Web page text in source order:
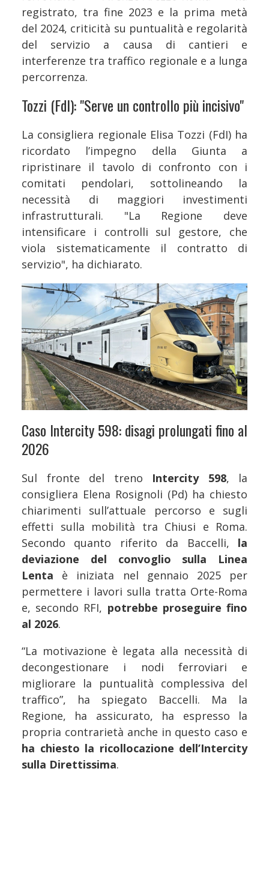
registrato, tra fine 2023 e la prima metà
del 2024, criticità su puntualità e regolarità
del servizio a causa di cantieri e
interferenze tra traffico regionale e a lunga
percorrenza.
Tozzi (FdI): "Serve un controllo più incisivo"
La consigliera regionale Elisa Tozzi (FdI) ha
ricordato l’impegno della Giunta a
ripristinare il tavolo di confronto con i
comitati pendolari, sottolineando la
necessità di maggiori investimenti
infrastrutturali. "La Regione deve
intensificare i controlli sul gestore, che
viola sistematicamente il contratto di
servizio", ha dichiarato.
Caso Intercity 598: disagi prolungati fino al
2026
Sul fronte del treno Intercity 598, la
consigliera Elena Rosignoli (Pd) ha chiesto
chiarimenti sull’attuale percorso e sugli
effetti sulla mobilità tra Chiusi e Roma.
Secondo quanto riferito da Baccelli, la
deviazione del convoglio sulla Linea
Lenta è iniziata nel gennaio 2025 per
permettere i lavori sulla tratta Orte-Roma
e, secondo RFI, potrebbe proseguire fino
al 2026.
“La motivazione è legata alla necessità di
decongestionare i nodi ferroviari e
migliorare la puntualità complessiva del
traffico”, ha spiegato Baccelli. Ma la
Regione, ha assicurato, ha espresso la
propria contrarietà anche in questo caso e
ha chiesto la ricollocazione dell’Intercity
sulla Direttissima.